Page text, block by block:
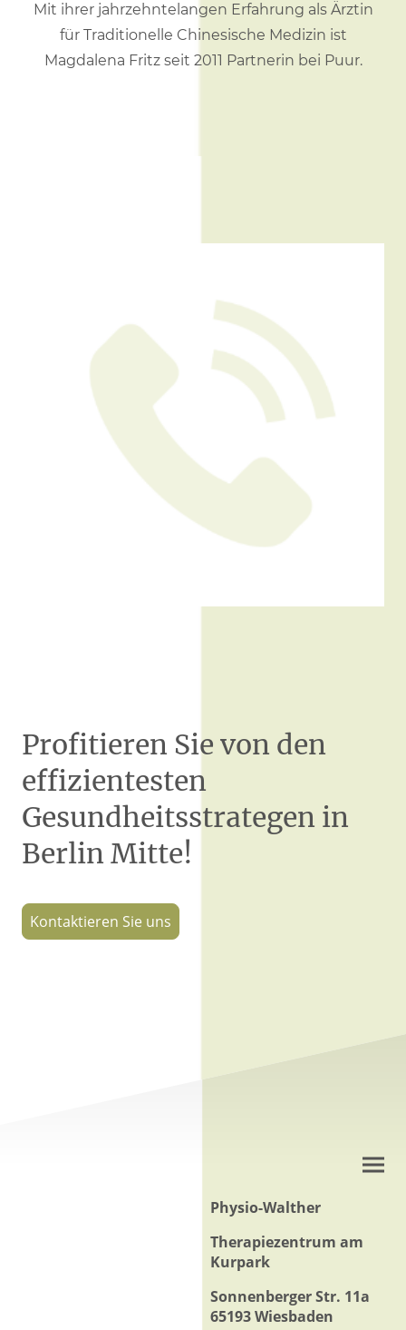
Mit ihrer jahrzehntelangen Erfahrung als Ärztin
für Traditionelle Chinesische Medizin ist
Magdalena Fritz seit 2011 Partnerin bei Puur.
Profitieren Sie von den
effizientesten
Gesundheitsstrategen in
Berlin Mitte!
Kontaktieren Sie uns
Physio-Walther
Therapiezentrum am
Kurpark
Sonnenberger Str. 11a
65193 Wiesbaden